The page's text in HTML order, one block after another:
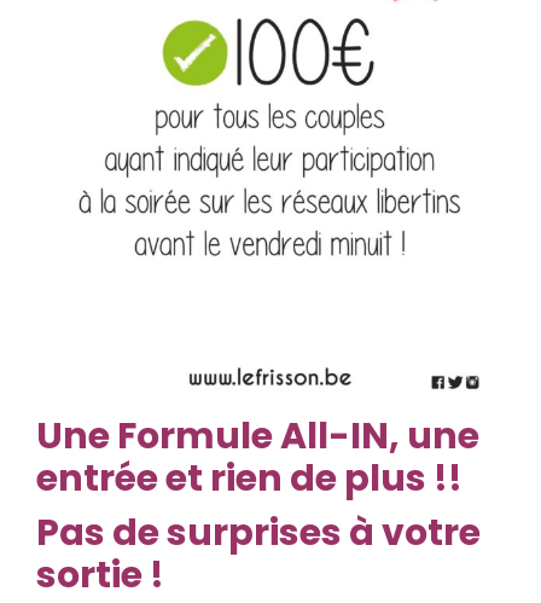
UneFormule All-IN, une
entrée et rien de plus !!
Pas de surprises à votre
sortie !